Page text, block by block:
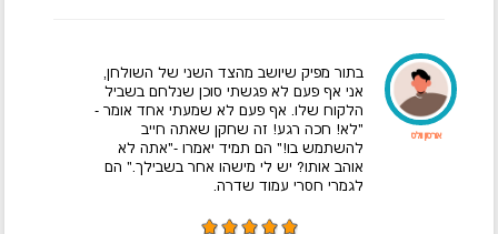
אורסון וולס
בתור מפיק שיושב מהצד השני של השולחן,
אני אף פעם לא פגשתי סוכן שנלחם בשביל
הלקוח שלו. אף פעם לא שמעתי אחד אומר -
"לא! חכה רגע! זה שחקן שאתה חייב
להשתמש בו!" הם תמיד יאמרו -"אתה לא
אוהב אותו? יש לי מישהו אחר בשבילך." הם
לגמרי חסרי עמוד שדרה.